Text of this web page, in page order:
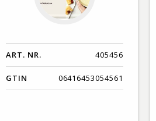
ART. NR. 405456
GTIN 06416453054561